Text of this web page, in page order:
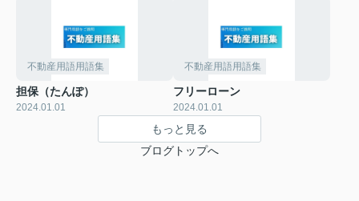
不動産用語用語集
担保（たんぽ）
2024.01.01
不動産用語用語集
フリーローン
2024.01.01
もっと見る
ブログトップへ